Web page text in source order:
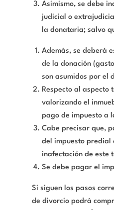
Asimismo, se debe
judicial o
la donataria; salvo
Además, se deberá
de la donación
son asumidos por el
Respecto al aspecto
valorizando el
pago de impuesto a
Cabe precisar que,
del impuesto predial
inafectación de este
Se debe pagar el
Si siguen los pasos
de divorcio podrá